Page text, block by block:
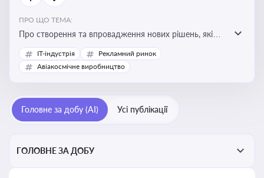
ПРО ЩО ТЕМА:
Про створення та впровадження нових рішень, які
покращують ефективність, функціональність або
можливості технологічних продуктів і процесів.
IT-індустрія
Рекламний ринок
Авіакосмічне виробництво
Головне за добу (AI) Усі публікації
ГОЛОВНЕ ЗА ДОБУ